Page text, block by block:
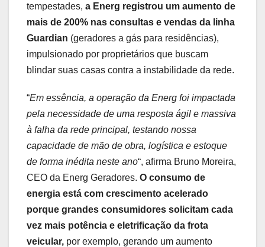
tempestades, a Energ registrou um aumento de
mais de 200% nas consultas e vendas da linha
Guardian (geradores a gás para residências),
impulsionado por proprietários que buscam
blindar suas casas contra a instabilidade da rede.
“Em essência, a operação da Energ foi impactada
pela necessidade de uma resposta ágil e massiva
à falha da rede principal, testando nossa
capacidade de mão de obra, logística e estoque
de forma inédita neste ano“, afirma Bruno Moreira,
CEO da Energ Geradores. O consumo de
energia está com crescimento acelerado
porque grandes consumidores solicitam cada
vez mais potência e eletrificação da frota
veicular, por exemplo, gerando um aumento